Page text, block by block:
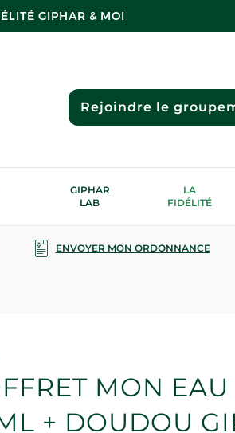
GIPHAR & MOI
Rejoindre le
GIPHAR
LAB
LA
FIDÉLITÉ
ENVOYER MON ORDONNANCE
MON
+ DOUDOU